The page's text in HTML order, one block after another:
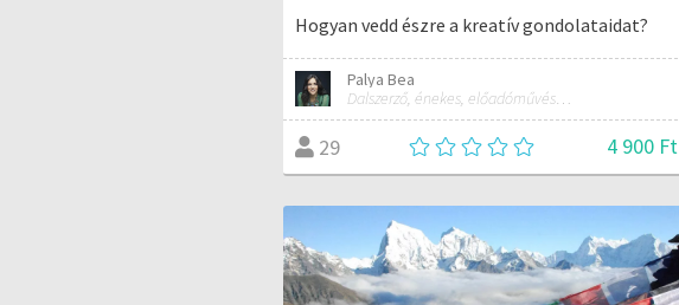
Hogyan vedd észre a kreatív gondolataidat?
Palya Bea
Dalszerző, énekes, előadóművész és tréner
29 4 900 Ft